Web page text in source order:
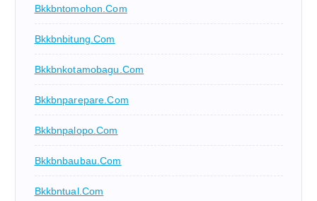
Bkkbntomohon.com
Bkkbnbitung.com
Bkkbnkotamobagu.com
Bkkbnparepare.com
Bkkbnpalopo.com
Bkkbnbaubau.com
Bkkbntual.com